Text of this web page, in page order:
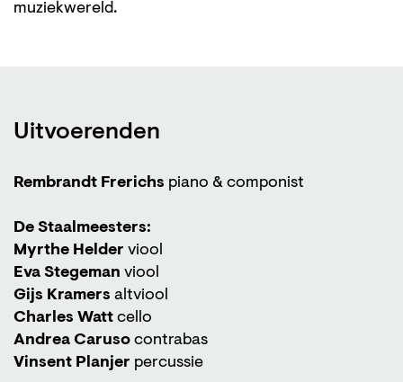
muziekwereld.
Uitvoerenden
Rembrandt Frerichs piano & componist
De Staalmeesters:
Myrthe Helder viool
Eva Stegeman viool
Gijs Kramers altviool
Charles Watt cello
Andrea Caruso contrabas
Vinsent Planjer percussie